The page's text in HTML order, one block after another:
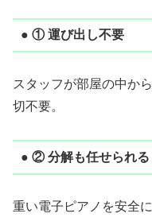
● ① 運び出し不要
スタッフが部屋の中か
切不要。
● ② 分解も任せられる
重い電子ピアノを安全